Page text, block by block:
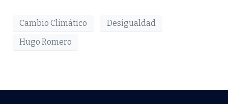
Cambio Climático
Desigualdad
Hugo Romero